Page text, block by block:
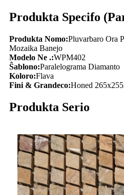
Produkta Specifo
Produkta Nomo:Pluvarbaro Ora
Mozaika Banejo
Modelo Ne .:WPM402
Ŝablono:Paralelograma Diamanto
Koloro:Flava
Fini & Grandeco:Honed
Produkta Serio